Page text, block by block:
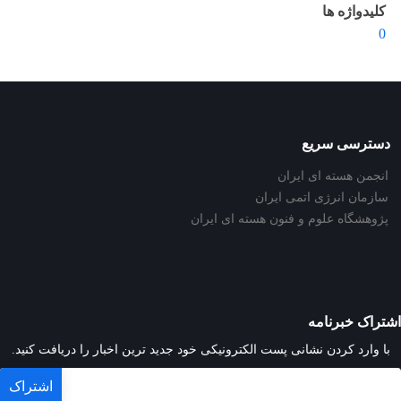
کلیدواژه ها
0
دسترسی سریع
انجمن هسته ای ایران
سازمان انرژی اتمی ایران
پژوهشگاه علوم و فنون هسته ای ایران
اشتراک خبرنامه
با وارد کردن نشانی پست الکترونیکی خود جدید ترین اخبار را دریافت کنید.